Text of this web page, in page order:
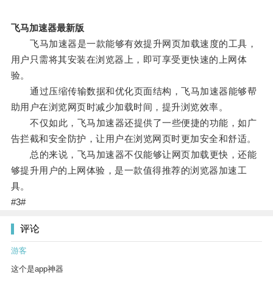
飞马加速器最新版
飞马加速器是一款能够有效提升网页加载速度的工具，
用户只需将其安装在浏览器上，即可享受更快速的上网体
验。
通过压缩传输数据和优化页面结构，飞马加速器能够帮
助用户在浏览网页时减少加载时间，提升浏览效率。
不仅如此，飞马加速器还提供了一些便捷的功能，如广
告拦截和安全防护，让用户在浏览网页时更加安全和舒适。
总的来说，飞马加速器不仅能够让网页加载更快，还能
够提升用户的上网体验，是一款值得推荐的浏览器加速工
具。
#3#
评论
游客
这个是app神器